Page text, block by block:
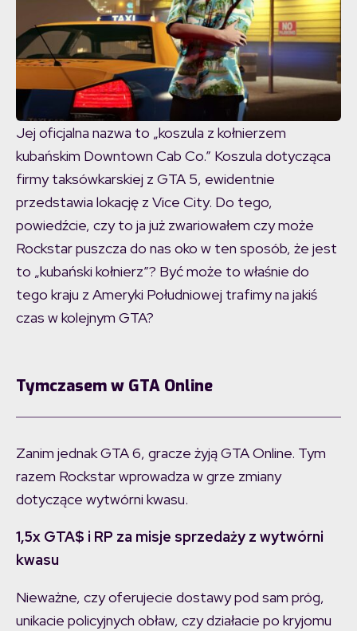
Jej oficjalna nazwa to „koszula z kołnierzem
kubańskim Downtown Cab Co.” Koszula dotycząca
firmy taksówkarskiej z GTA 5, ewidentnie
przedstawia lokację z Vice City. Do tego,
powiedźcie, czy to ja już zwariowałem czy może
Rockstar puszcza do nas oko w ten sposób, że jest
to „kubański kołnierz”? Być może to właśnie do
tego kraju z Ameryki Południowej trafimy na jakiś
czas w kolejnym GTA?
Tymczasem w GTA Online
Zanim jednak GTA 6, gracze żyją GTA Online. Tym
razem Rockstar wprowadza w grze zmiany
dotyczące wytwórni kwasu.
1,5x GTA$ i RP za misje sprzedaży z wytwórni
kwasu
Nieważne, czy oferujecie dostawy pod sam próg,
unikacie policyjnych obław, czy działacie po kryjomu